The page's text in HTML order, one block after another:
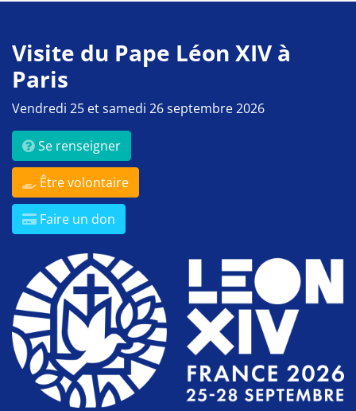
Visite du Pape Léon XIV à
Paris
Vendredi 25 et samedi 26 septembre 2026
Se renseigner
Être volontaire
Faire un don